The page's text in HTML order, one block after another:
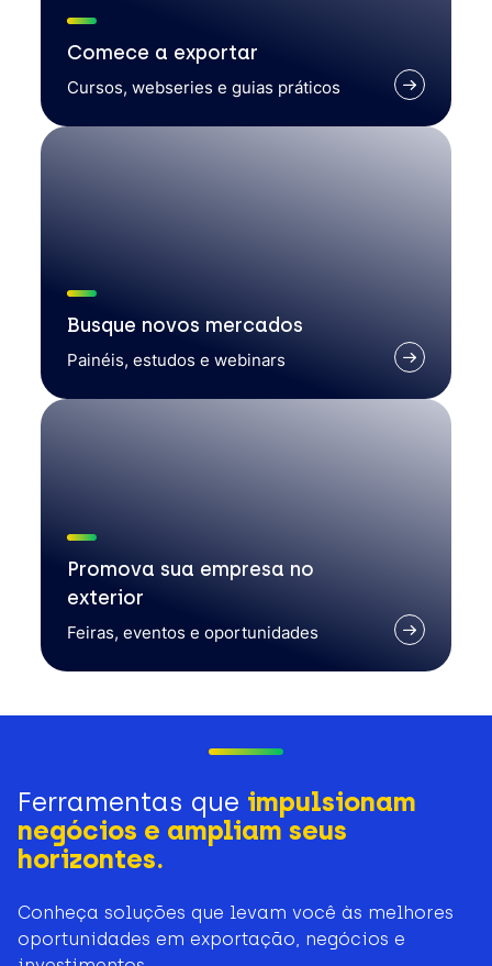
Comece a exportar
Cursos, webseries e guias práticos
Busque novos mercados
Painéis, estudos e webinars
Promova sua empresa no
exterior
Feiras, eventos e oportunidades
Ferramentas que impulsionam
negócios e ampliam seus
horizontes.
Conheça soluções que levam você às melhores
oportunidades em exportação, negócios e